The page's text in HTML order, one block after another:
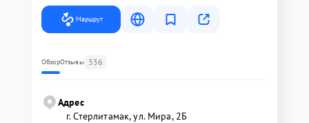
Маршрут
ОбзорОтзывы 336
Адрес
г. Стерлитамак, ул. Мира, 2Б